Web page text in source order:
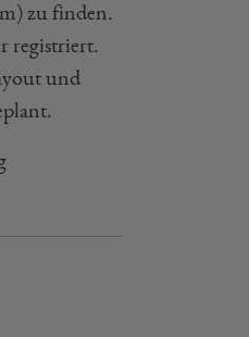
zu finden.
registriert.
und